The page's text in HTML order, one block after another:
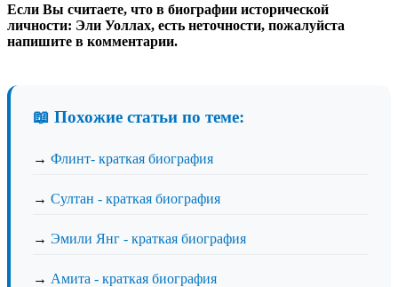
Если Вы считаете, что в биографии исторической
личности: Эли Уоллах, есть неточности, пожалуйста
напишите в комментарии.
📖 Похожие статьи по теме:
→ Флинт- краткая биография
→ Султан - краткая биография
→ Эмили Янг - краткая биография
→ Амита - краткая биография